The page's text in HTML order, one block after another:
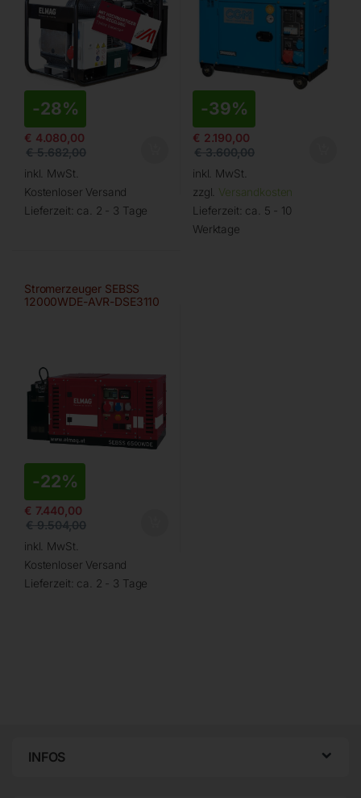
-28%
€ 4.080,00
€5.682,00
inkl. MwSt.
Kostenloser Versand
Lieferzeit: ca. 2 - 3 Tage
-39%
€ 2.190,00
€3.600,00
inkl. MwSt.
zzgl. Versandkosten
Lieferzeit: ca. 5 - 10
Werktage
Stromerzeuger SEBSS
12000WDE-AVR-DSE3110
-22%
€ 7.440,00
€9.504,00
inkl. MwSt.
Kostenloser Versand
Lieferzeit: ca. 2 - 3 Tage
INFOS